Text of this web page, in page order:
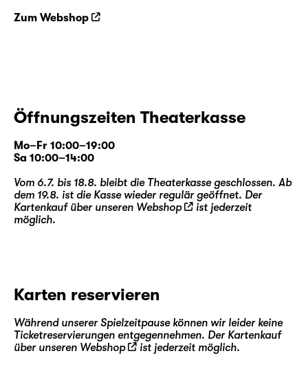
Zum Webshop
Öffnungszeiten Theaterkasse
Mo–Fr 10:00–19:00
Sa 10:00–14:00
Vom 6.7. bis 18.8. bleibt die Theaterkasse geschlossen. Ab
dem 19.8. ist die Kasse wieder regulär geöffnet. Der
Kartenkauf über unseren Webshop
ist jederzeit
möglich.
Karten reservieren
Während unserer Spielzeitpause können wir leider keine
Ticketreservierungen entgegennehmen. Der Kartenkauf
über unseren Webshop ist jederzeit möglich.